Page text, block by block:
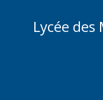
contenuLycée